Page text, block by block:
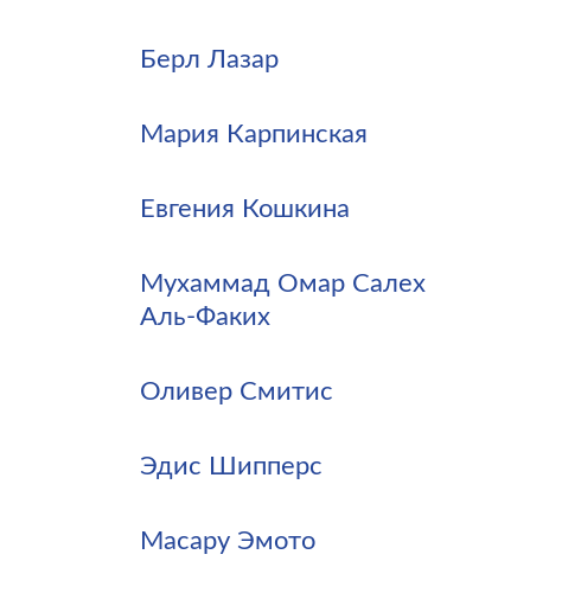
Берл Лазар
Мария Карпинская
Евгения Кошкина
Мухаммад Омар Салех
Аль-Факих
Оливер Смитис
Эдис Шипперс
Масару Эмото